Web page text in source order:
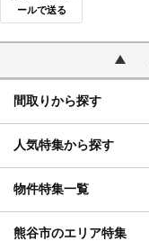
ールで送る
間取りから探す
人気特集から探す
物件特集一覧
熊谷市のエリア特集